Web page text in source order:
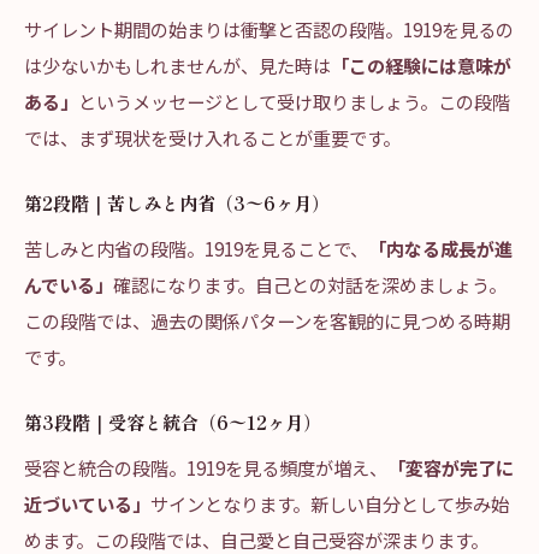
サイレント期間の始まりは衝撃と否認の段階。1919を見るの
は少ないかもしれませんが、見た時は 「この経験には意味が
ある」 というメッセージとして受け取りましょう。この段階
では、まず現状を受け入れることが重要です。
第2段階｜苦しみと内省（3〜6ヶ月）
苦しみと内省の段階。1919を見ることで、
「内なる成長が進
んでいる」 確認になります。自己との対話を深めましょう。
この段階では、過去の関係パターンを客観的に見つめる時期
です。
第3段階｜受容と統合（6〜12ヶ月）
受容と統合の段階。1919を見る頻度が増え、
「変容が完了に
近づいている」 サインとなります。新しい自分として歩み始
めます。この段階では、自己愛と自己受容が深まります。